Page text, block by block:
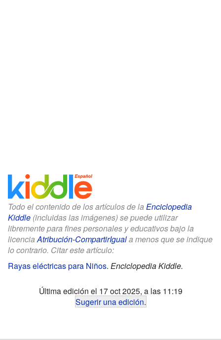
Todo el contenido de los artículos de la Enciclopedia
Kiddle (incluidas las imágenes) se puede utilizar
libremente para fines personales y educativos bajo la
licenciaAtribución-CompartirIguala menos que se indique
lo contrario. Citar este artículo:
Rayas eléctricas para Niños. Enciclopedia Kiddle.
Última edición el 17 oct 2025, a las 11:19
Sugerir una edición.